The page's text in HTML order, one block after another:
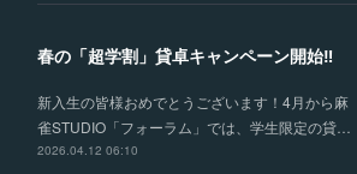
春の「超学割」貸卓キャンペーン開始‼
新入生の皆様おめでとうございます！4月から麻
雀STUDIO「フォーラム」では、学生限定の貸…
2026.04.12 06:10